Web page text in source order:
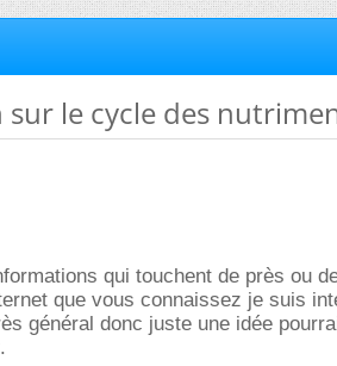
le cycle des
qui touchent de près ou
que vous connaissez je suis
général donc juste une idée